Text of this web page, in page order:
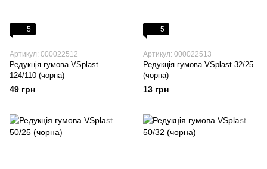
5
Артикул: 000022512
Редукція гумова VSplast
124/110 (чорна)
49 грн
5
Артикул: 000022513
Редукція гумова VSplast 32/25
(чорна)
13 грн